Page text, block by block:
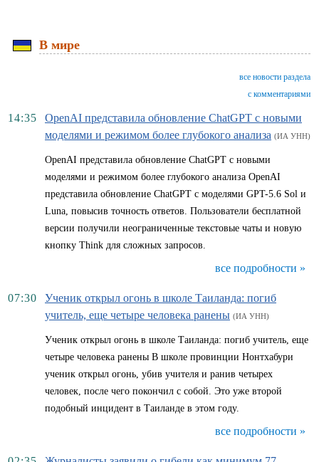
В мире
все новости раздела
с комментариями
14:35
OpenAI представила обновление ChatGPT с новыми
моделями и режимом более глубокого анализа (ИА УНН)
OpenAI представила обновление ChatGPT с новыми
моделями и режимом более глубокого анализа OpenAI
представила обновление ChatGPT с моделями GPT-5.6 Sol и
Luna, повысив точность ответов. Пользователи бесплатной
версии получили неограниченные текстовые чаты и новую
кнопку Think для сложных запросов.
все подробности »
07:30
Ученик открыл огонь в школе Таиланда: погиб
учитель, еще четыре человека ранены (ИА УНН)
Ученик открыл огонь в школе Таиланда: погиб учитель, еще
четыре человека ранены В школе провинции Нонтхабури
ученик открыл огонь, убив учителя и ранив четырех
человек, после чего покончил с собой. Это уже второй
подобный инцидент в Таиланде в этом году.
все подробности »